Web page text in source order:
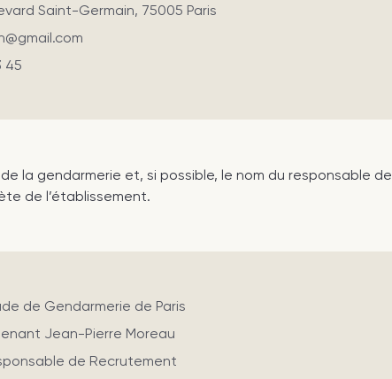
Saint-Germain, 75005 Paris
45
la gendarmerie et, si possible, le nom du responsable de
de l’établissement.
de Gendarmerie de Paris
Jean-Pierre Moreau
de Recrutement